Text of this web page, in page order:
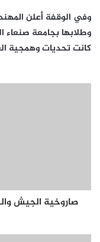
وفي الوقفة أعلن
وطلابها بجامعة صنعاء
كانت تحديات وهمجية
صاروخية الجيش